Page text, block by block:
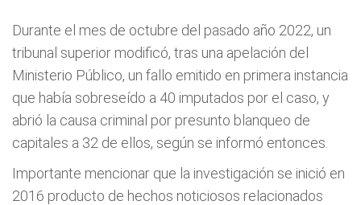
Durante el mes de octubre del pasado año 2022, un
tribunal superior modificó, tras una apelación del
Ministerio Público, un fallo emitido en primera instancia
que había sobreseído a 40 imputados por el caso, y
abrió la causa criminal por presunto blanqueo de
capitales a 32 de ellos, según se informó entonces.
Importante mencionar que la investigación se inició en
2016 producto de hechos noticiosos relacionados